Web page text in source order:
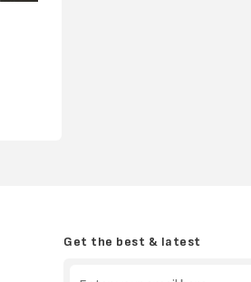
Get the best & latest